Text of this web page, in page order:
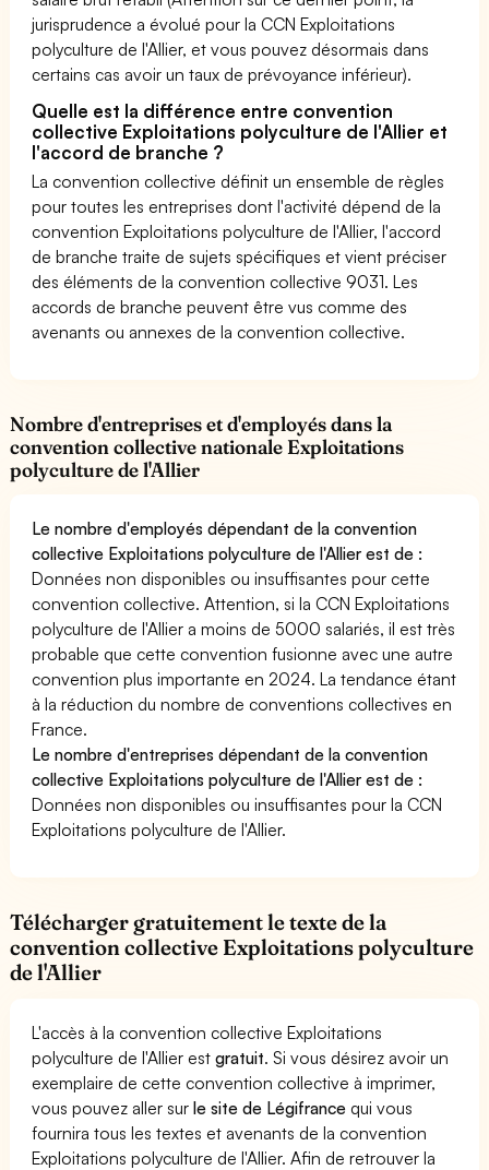
jurisprudence a évolué pour la CCN Exploitations
polyculture de l'Allier, et vous pouvez désormais dans
certains cas avoir un taux de prévoyance inférieur).
Quelle est la différence entre convention
collective Exploitations polyculture de l'Allier et
l'accord de branche ?
La convention collective définit un ensemble de règles
pour toutes les entreprises dont l'activité dépend de la
convention Exploitations polyculture de l'Allier, l'accord
de branche traite de sujets spécifiques et vient préciser
des éléments de la convention collective 9031. Les
accords de branche peuvent être vus comme des
avenants ou annexes de la convention collective.
Nombre d'entreprises et d'employés dans la
convention collective nationale Exploitations
polyculture de l'Allier
Le nombre d'employés dépendant de la convention
collective Exploitations polyculture de l'Allier est de :
Données non disponibles ou insuffisantes pour cette
convention collective. Attention, si la CCN Exploitations
polyculture de l'Allier a moins de 5000 salariés, il est très
probable que cette convention fusionne avec une autre
convention plus importante en 2024. La tendance étant
à la réduction du nombre de conventions collectives en
France.
Le nombre d'entreprises dépendant de la convention
collective Exploitations polyculture de l'Allier est de :
Données non disponibles ou insuffisantes pour la CCN
Exploitations polyculture de l'Allier.
Télécharger gratuitement le texte de la
convention collective Exploitations polyculture
de l'Allier
L'accès à la convention collective Exploitations
polyculture de l'Allier estgratuit. Si vous désirez avoir un
exemplaire de cette convention collective à imprimer,
vous pouvez aller surle site de Légifrance qui vous
fournira tous les textes et avenants de la convention
Exploitations polyculture de l'Allier. Afin de retrouver la